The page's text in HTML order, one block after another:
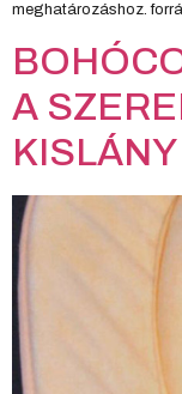
meghatározáshoz.
A